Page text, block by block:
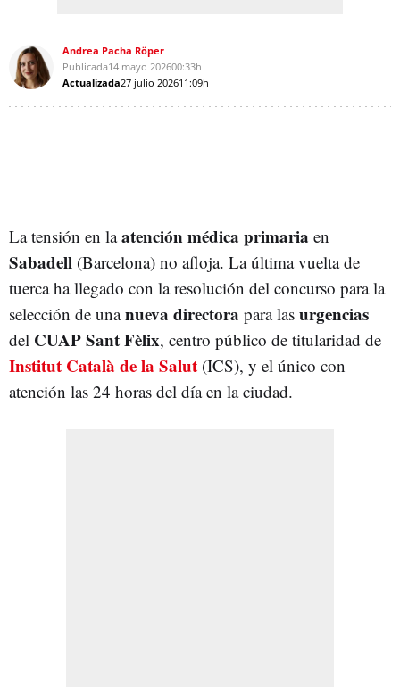
Andrea Pacha Röper
Publicada14 mayo 202600:33h
Actualizada27 julio 202611:09h
La tensión en laatención médica primaria en
Sabadell (Barcelona) no afloja. La última vuelta de
tuerca ha llegado con la resolución del concurso para la
selección de unanueva directora para las urgencias
del CUAP Sant Fèlix, centro público de titularidad de
Institut Català de la Salut (ICS), y el único con
atención las 24 horas del día en la ciudad.